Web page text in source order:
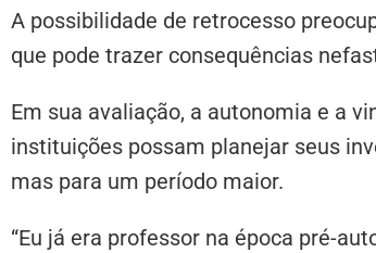
A possibilidade de retrocesso
que pode trazer consequências
Em sua avaliação, a autonomia e a
instituições possam planejar seus
mas para um período maior.
“Eu já era professor na época pré-